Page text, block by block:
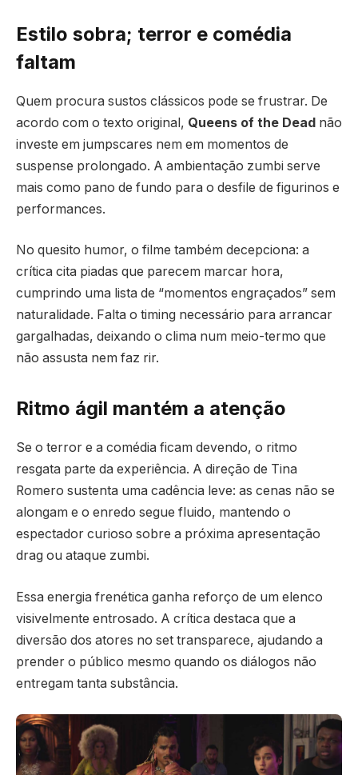
Estilo sobra; terror e comédia
faltam
Quem procura sustos clássicos pode se frustrar. De
acordo com o texto original, Queens of the Dead não
investe em jumpscares nem em momentos de
suspense prolongado. A ambientação zumbi serve
mais como pano de fundo para o desfile de figurinos e
performances.
No quesito humor, o filme também decepciona: a
crítica cita piadas que parecem marcar hora,
cumprindo uma lista de “momentos engraçados” sem
naturalidade. Falta o timing necessário para arrancar
gargalhadas, deixando o clima num meio-termo que
não assusta nem faz rir.
Ritmo ágil mantém a atenção
Se o terror e a comédia ficam devendo, o ritmo
resgata parte da experiência. A direção de Tina
Romero sustenta uma cadência leve: as cenas não se
alongam e o enredo segue fluido, mantendo o
espectador curioso sobre a próxima apresentação
drag ou ataque zumbi.
Essa energia frenética ganha reforço de um elenco
visivelmente entrosado. A crítica destaca que a
diversão dos atores no set transparece, ajudando a
prender o público mesmo quando os diálogos não
entregam tanta substância.